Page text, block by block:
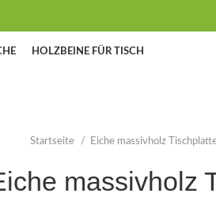
HOLZBEINE FÜR TISCH
Startseite Eiche massivholz
massivholz